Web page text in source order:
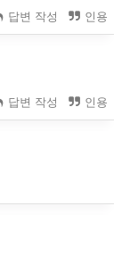
답변 작성 인용
답변 작성 인용